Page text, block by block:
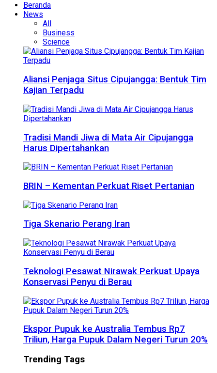
Beranda
News
All
Business
Science
Aliansi Penjaga Situs Cipujangga: Bentuk Tim
Kajian Terpadu
Tradisi Mandi Jiwa di Mata Air Cipujangga
Harus Dipertahankan
BRIN – Kementan Perkuat Riset Pertanian
Tiga Skenario Perang Iran
Teknologi Pesawat Nirawak Perkuat Upaya
Konservasi Penyu di Berau
Ekspor Pupuk ke Australia Tembus Rp7
Triliun, Harga Pupuk Dalam Negeri Turun 20%
Trending Tags